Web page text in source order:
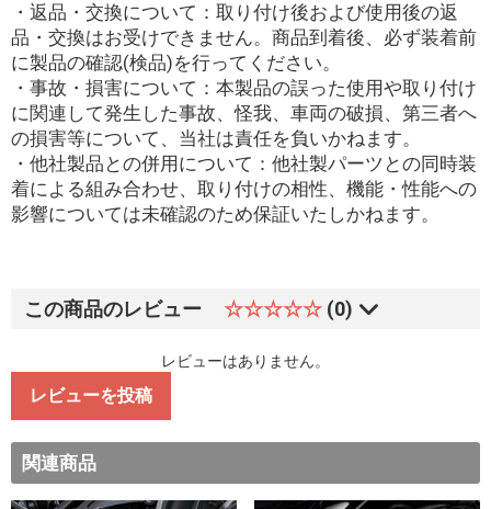
・返品・交換について：取り付け後および使用後の返
品・交換はお受けできません。商品到着後、必ず装着前
に製品の確認(検品)を行ってください。
・事故・損害について：本製品の誤った使用や取り付け
に関連して発生した事故、怪我、車両の破損、第三者へ
の損害等について、当社は責任を負いかねます。
・他社製品との併用について：他社製パーツとの同時装
着による組み合わせ、取り付けの相性、機能・性能への
影響については未確認のため保証いたしかねます。
この商品のレビュー ☆☆☆☆☆ (0)
レビューはありません。
レビューを投稿
関連商品